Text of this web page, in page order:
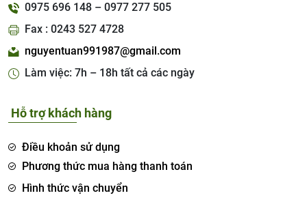
0975 696 148 – 0977 277 505
Fax : 0243 527 4728
nguyentuan991987@gmail.com
Làm việc: 7h – 18h tất cả các ngày
Hỗ trợ khách hàng
Điều khoản sử dụng
Phương thức mua hàng thanh toán
Hình thức vận chuyển